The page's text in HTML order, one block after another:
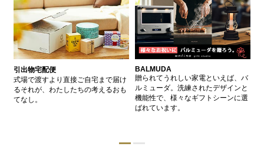
引出物宅配便
式場で渡すより直接ご自宅まで届け
るそれが、わたしたちの考えるおも
てなし。
BALMUDA
贈られてうれしい家電といえば、バ
ルミューダ。洗練されたデザインと
機能性で、様々なギフトシーンに選
ばれています。